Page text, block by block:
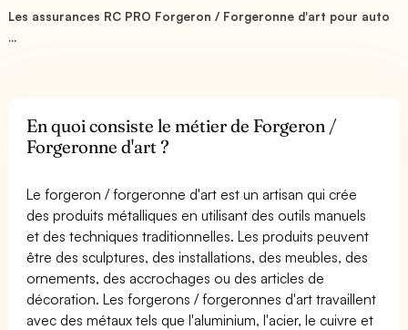
Les assurances RC PRO Forgeron / Forgeronne d'art pour auto
...
En quoi consiste le métier de Forgeron /
Forgeronne d'art ?
Le forgeron / forgeronne d'art est un artisan qui crée
des produits métalliques en utilisant des outils manuels
et des techniques traditionnelles. Les produits peuvent
être des sculptures, des installations, des meubles, des
ornements, des accrochages ou des articles de
décoration. Les forgerons / forgeronnes d'art travaillent
avec des métaux tels que l'aluminium, l'acier, le cuivre et